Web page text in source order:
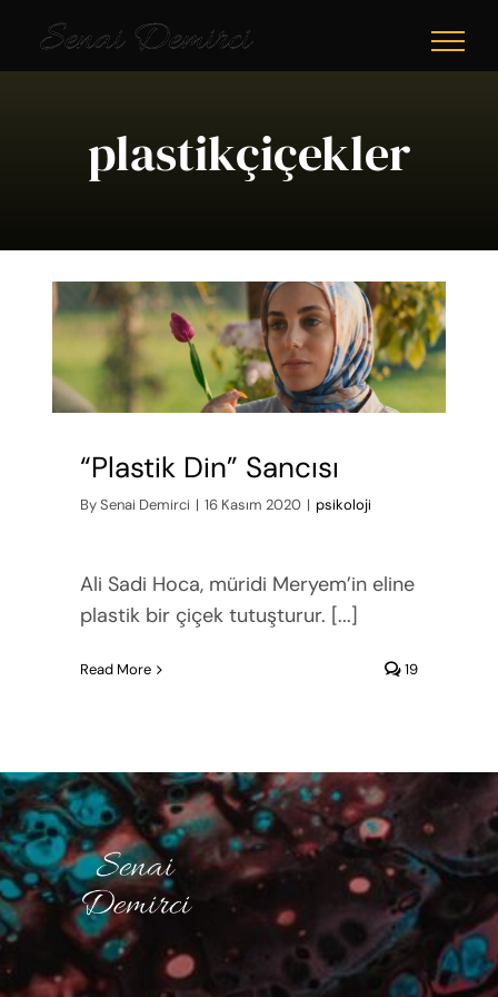
content
plastikçiçekler
“Plastik Din” Sancısı
BySenai Demirci | 16 Kasım 2020 | psikoloji
Ali Sadi Hoca, müridi Meryem’in eline
plastik bir çiçek tutuşturur. [...]
Read More 19